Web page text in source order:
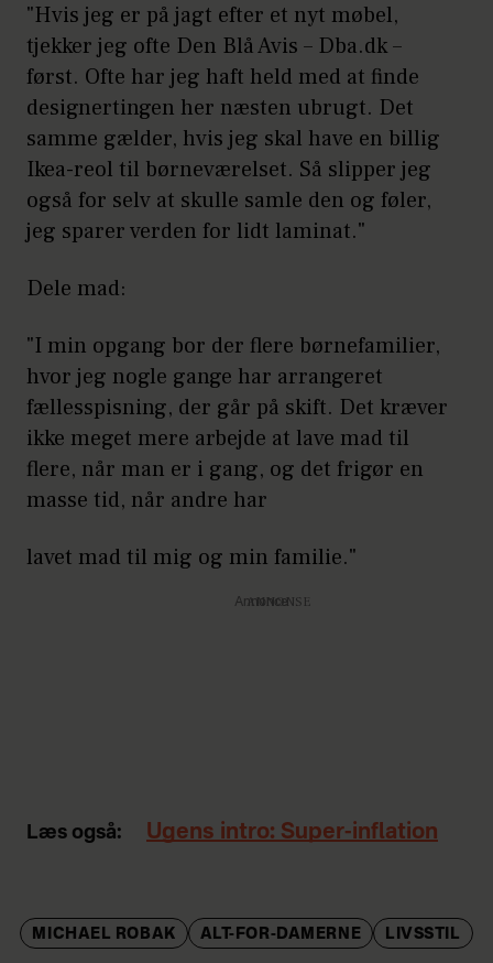
"Hvis jeg er på jagt efter et nyt møbel,
tjekker jeg ofte Den Blå Avis – Dba.dk –
først. Ofte har jeg haft held med at finde
designertingen her næsten ubrugt. Det
samme gælder, hvis jeg skal have en billig
Ikea-reol til børneværelset. Så slipper jeg
også for selv at skulle samle den og føler,
jeg sparer verden for lidt laminat."
Dele mad:
"I min opgang bor der flere børnefamilier,
hvor jeg nogle gange har arrangeret
fællesspisning, der går på skift. Det kræver
ikke meget mere arbejde at lave mad til
flere, når man er i gang, og det frigør en
masse tid, når andre har
lavet mad til mig og min familie."
Annonce
Læs også: Ugens intro: Super-inflation
MICHAEL ROBAK ALT-FOR-DAMERNE LIVSSTIL